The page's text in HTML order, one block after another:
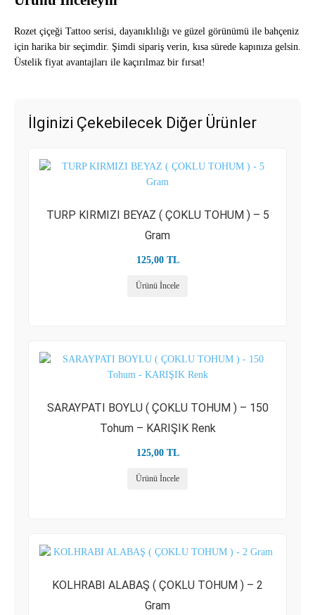
Rozet çiçeği Tattoo serisi, dayanıklılığı ve güzel görünümü ile bahçeniz
için harika bir seçimdir. Şimdi sipariş verin, kısa sürede kapınıza gelsin.
Üstelik fiyat avantajları ile kaçırılmaz bir fırsat!
İlginizi Çekebilecek Diğer Ürünler
TURP KIRMIZI BEYAZ ( ÇOKLU TOHUM ) – 5
Gram
125,00 TL
Ürünü İncele
SARAYPATI BOYLU ( ÇOKLU TOHUM ) – 150
Tohum – KARIŞIK Renk
125,00 TL
Ürünü İncele
KOLHRABI ALABAŞ ( ÇOKLU TOHUM ) – 2
Gram